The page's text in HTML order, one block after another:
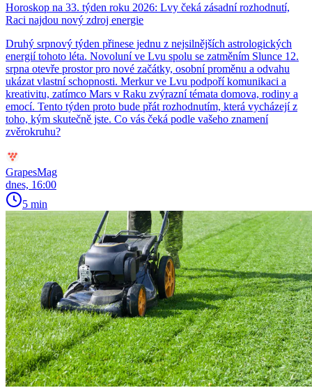
Horoskop na 33. týden roku 2026: Lvy čeká zásadní rozhodnutí,
Raci najdou nový zdroj energie
Druhý srpnový týden přinese jednu z nejsilnějších astrologických
energií tohoto léta. Novoluní ve Lvu spolu se zatměním Slunce 12.
srpna otevře prostor pro nové začátky, osobní proměnu a odvahu
ukázat vlastní schopnosti. Merkur ve Lvu podpoří komunikaci a
kreativitu, zatímco Mars v Raku zvýrazní témata domova, rodiny a
emocí. Tento týden proto bude přát rozhodnutím, která vycházejí z
toho, kým skutečně jste. Co vás čeká podle vašeho znamení
zvěrokruhu?
GrapesMag
dnes, 16:00
5 min